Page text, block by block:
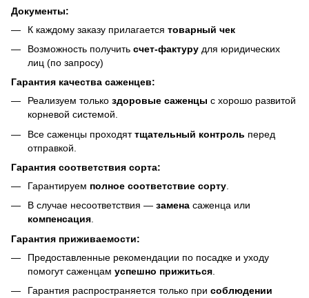
Документы:
К каждому заказу прилагается товарный чек
Возможность получить счет-фактуру для юридических
лиц (по запросу)
Гарантия качества саженцев:
Реализуем только здоровые саженцы с хорошо развитой
корневой системой.
Все саженцы проходяттщательный контроль перед
отправкой.
Гарантия соответствия сорта:
Гарантируем полное соответствие сорту
В случае несоответствия — замена саженца или
компенсация.
Гарантия приживаемости:
Предоставленные рекомендации по посадке и уходу
помогут саженцам успешно прижиться
Гарантия распространяется только при соблюдении